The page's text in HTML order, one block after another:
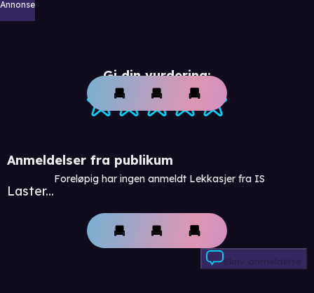
Annonse
Gi din vurdering:
Anmeldelser fra publikum
Laster...
Foreløpig har ingen anmeldt Lekkasjer fra IS
Skriv anmeldelse